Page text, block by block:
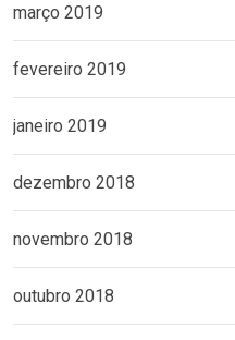
março 2019
fevereiro 2019
janeiro 2019
dezembro 2018
novembro 2018
outubro 2018